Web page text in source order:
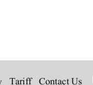
Contact Us
Tariff